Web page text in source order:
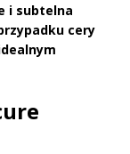
i subtelna
cery